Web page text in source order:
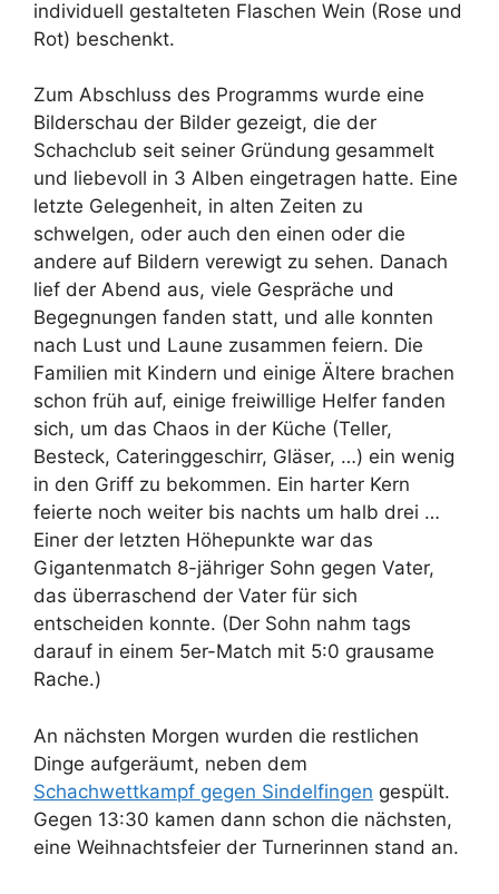
individuell gestalteten Flaschen Wein (Rose und
Rot) beschenkt.
Zum Abschluss des Programms wurde eine
Bilderschau der Bilder gezeigt, die der
Schachclub seit seiner Gründung gesammelt
und liebevoll in 3 Alben eingetragen hatte. Eine
letzte Gelegenheit, in alten Zeiten zu
schwelgen, oder auch den einen oder die
andere auf Bildern verewigt zu sehen. Danach
lief der Abend aus, viele Gespräche und
Begegnungen fanden statt, und alle konnten
nach Lust und Laune zusammen feiern. Die
Familien mit Kindern und einige Ältere brachen
schon früh auf, einige freiwillige Helfer fanden
sich, um das Chaos in der Küche (Teller,
Besteck, Cateringgeschirr, Gläser, …) ein wenig
in den Griff zu bekommen. Ein harter Kern
feierte noch weiter bis nachts um halb drei …
Einer der letzten Höhepunkte war das
Gigantenmatch 8-jähriger Sohn gegen Vater,
das überraschend der Vater für sich
entscheiden konnte. (Der Sohn nahm tags
darauf in einem 5er-Match mit 5:0 grausame
Rache.)
An nächsten Morgen wurden die restlichen
Dinge aufgeräumt, neben dem
Schachwettkampf gegen Sindelfingen gespült.
Gegen 13:30 kamen dann schon die nächsten,
eine Weihnachtsfeier der Turnerinnen stand an.